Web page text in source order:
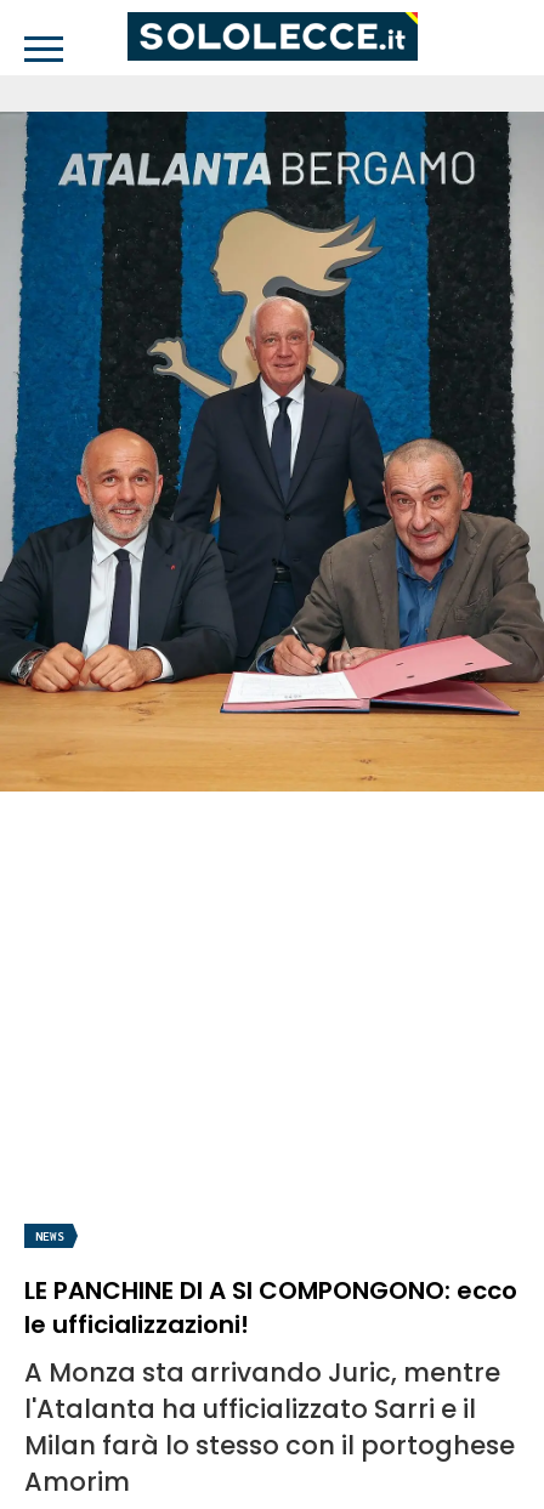
NEWS
LE PANCHINE DI A SI COMPONGONO: ecco
le ufficializzazioni!
A Monza sta arrivando Juric, mentre
l'Atalanta ha ufficializzato Sarri e il
Milan farà lo stesso con il portoghese
Amorim